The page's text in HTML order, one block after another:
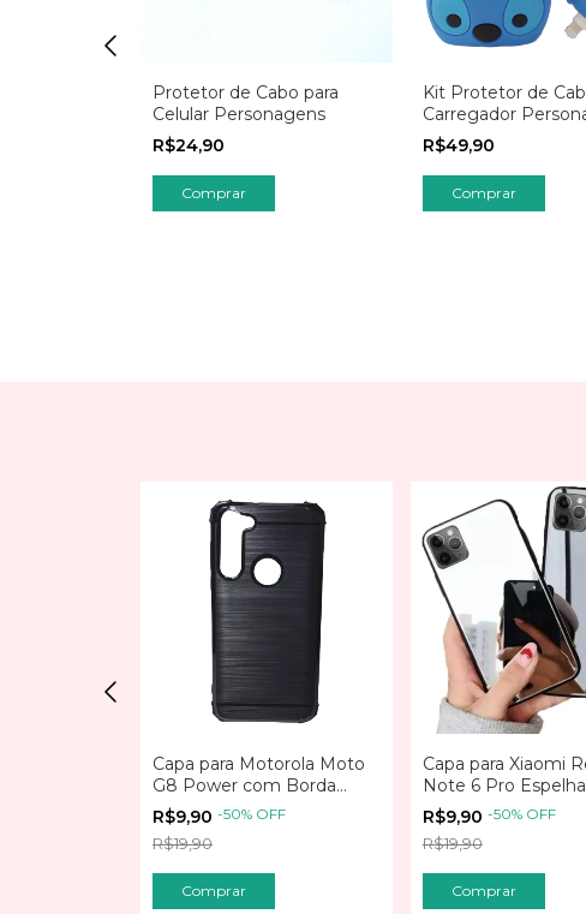
Protetor de Cabo para
Celular Personagens
R$24,90
Comprar
Kit Protetor de
Carregador
R$49,90
Comprar
Capa para Motorola Moto
G8 Power com Borda
Reforçada Textura Simples
Preto
R$9,90 -50% OFF
R$19,90
Capa para Xiaomi
Note 6 Pro
Mirror
R$9,90 -50% OFF
R$19,90
Comprar